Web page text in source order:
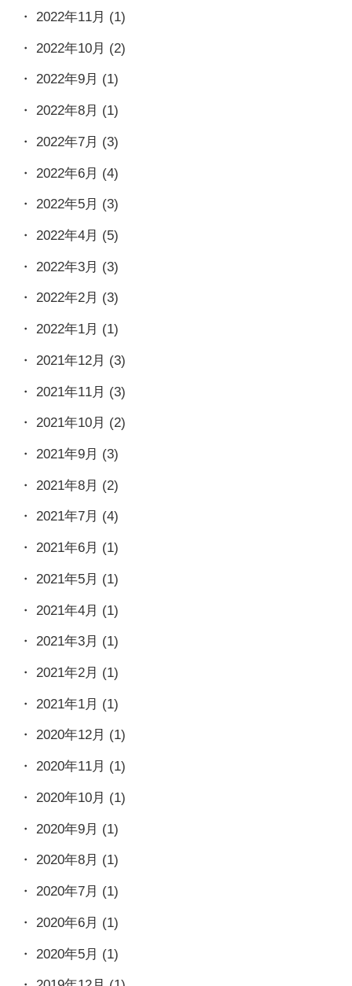
2022年11月 (1)
2022年10月 (2)
2022年9月 (1)
2022年8月 (1)
2022年7月 (3)
2022年6月 (4)
2022年5月 (3)
2022年4月 (5)
2022年3月 (3)
2022年2月 (3)
2022年1月 (1)
2021年12月 (3)
2021年11月 (3)
2021年10月 (2)
2021年9月 (3)
2021年8月 (2)
2021年7月 (4)
2021年6月 (1)
2021年5月 (1)
2021年4月 (1)
2021年3月 (1)
2021年2月 (1)
2021年1月 (1)
2020年12月 (1)
2020年11月 (1)
2020年10月 (1)
2020年9月 (1)
2020年8月 (1)
2020年7月 (1)
2020年6月 (1)
2020年5月 (1)